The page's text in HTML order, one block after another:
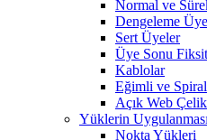
Normal ve
Dengeleme
Sert Üyeler
Üye Sonu
Kablolar
Eğimli ve
Açık Web
Yüklerin
Nokta Yükleri